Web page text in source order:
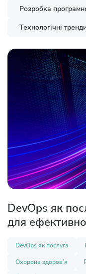
Розробка
Технологічні
DevOps як
для
DevOps як послуга
Охорона здоров’я